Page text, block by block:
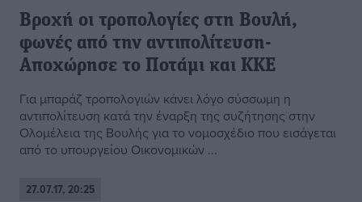
Βροχή οι τροπολογίες στη Βουλή,
φωνές από την αντιπολίτευση-
Αποχώρησε το Ποτάμι και KKE
Για μπαράζ τροπολογιών κάνει λόγο σύσσωμη η
αντιπολίτευση κατά την έναρξη της συζήτησης στην
Ολομέλεια της Βουλής για το νομοσχέδιο που εισάγεται
από το υπουργείου Οικονομικών ...
27.07.17, 20:25